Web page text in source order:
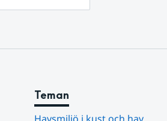
Teman